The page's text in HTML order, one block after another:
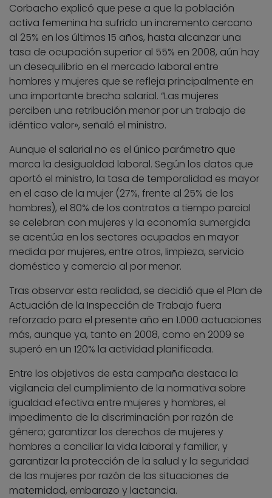
Corbacho explicó que pese a que la población
activa femenina ha sufrido un incremento cercano
al 25% en los últimos 15 años, hasta alcanzar una
tasa de ocupación superior al 55% en 2008, aún hay
un desequilibrio en el mercado laboral entre
hombres y mujeres que se refleja principalmente en
una importante brecha salarial. “Las mujeres
perciben una retribución menor por un trabajo de
idéntico valor», señaló el ministro.
Aunque el salarial no es el único parámetro que
marca la desigualdad laboral. Según los datos que
aportó el ministro, la tasa de temporalidad es mayor
en el caso de la mujer (27%, frente al 25% de los
hombres), el 80% de los contratos a tiempo parcial
se celebran con mujeres y la economía sumergida
se acentúa en los sectores ocupados en mayor
medida por mujeres, entre otros, limpieza, servicio
doméstico y comercio al por menor.
Tras observar esta realidad, se decidió que el Plan de
Actuación de la Inspección de Trabajo fuera
reforzado para el presente año en 1.000 actuaciones
más, aunque ya, tanto en 2008, como en 2009 se
superó en un 120% la actividad planificada.
Entre los objetivos de esta campaña destaca la
vigilancia del cumplimiento de la normativa sobre
igualdad efectiva entre mujeres y hombres, el
impedimento de la discriminación por razón de
género; garantizar los derechos de mujeres y
hombres a conciliar la vida laboral y familiar, y
garantizar la protección de la salud y la seguridad
de las mujeres por razón de las situaciones de
maternidad, embarazo y lactancia.